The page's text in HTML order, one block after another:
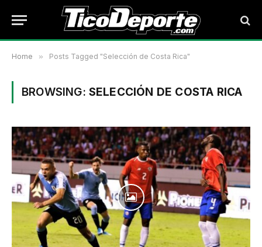
Home » Posts Tagged "Selección de Costa Rica"
BROWSING: SELECCIÓN DE COSTA RICA